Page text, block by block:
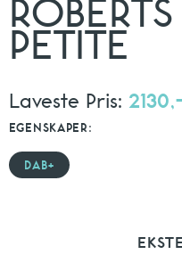
PETITE
Laveste Pris:
EGENSKAPER:
DAB+